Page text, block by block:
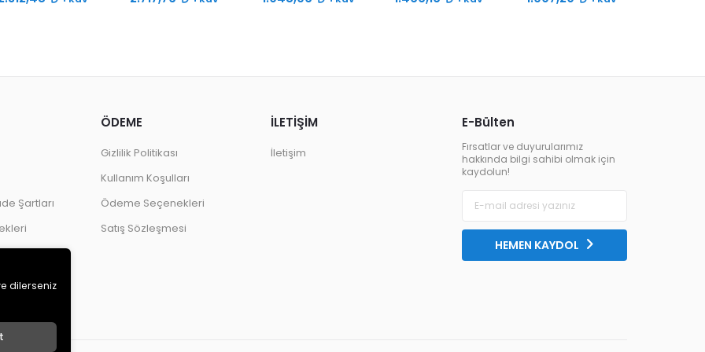
E-Bülten
Fırsatlar ve duyurularımız
hakkında bilgi sahibi olmak için
kaydolun!
HEMEN KAYDOL
Şartları
ÖDEME
Gizlilik Politikası
Kullanım Koşulları
Ödeme Seçenekleri
Satış Sözleşmesi
İLETİŞİM
İletişim
dilerseniz